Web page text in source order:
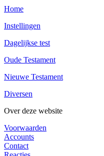
Home
Instellingen
Dagelijkse test
Oude Testament
Nieuwe Testament
Diversen
Over deze website
Voorwaarden
Accounts
Contact